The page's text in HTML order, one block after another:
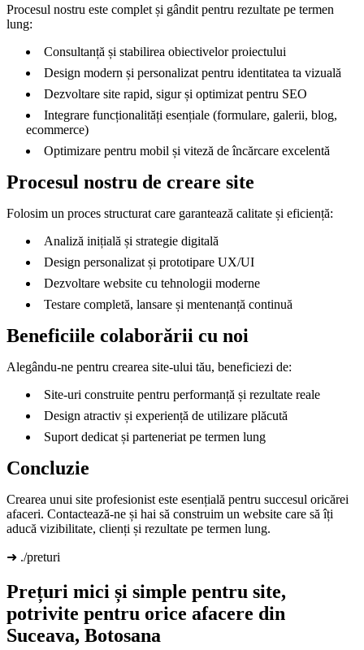
Procesul nostru este complet și gândit pentru rezultate pe termen
lung:
Consultanță și stabilirea obiectivelor proiectului
Design modern și personalizat pentru identitatea ta vizuală
Dezvoltare site rapid, sigur și optimizat pentru SEO
Integrare funcționalități esențiale (formulare, galerii, blog,
ecommerce)
Optimizare pentru mobil și viteză de încărcare excelentă
Procesul nostru de creare site
Folosim un proces structurat care garantează calitate și eficiență:
Analiză inițială și strategie digitală
Design personalizat și prototipare UX/UI
Dezvoltare website cu tehnologii moderne
Testare completă, lansare și mentenanță continuă
Beneficiile colaborării cu noi
Alegându-ne pentru crearea site-ului tău, beneficiezi de:
Site-uri construite pentru performanță și rezultate reale
Design atractiv și experiență de utilizare plăcută
Suport dedicat și parteneriat pe termen lung
Concluzie
Crearea unui site profesionist este esențială pentru succesul oricărei
afaceri. Contactează-ne și hai să construim un website care să îți
aducă vizibilitate, clienți și rezultate pe termen lung.
➜ ./preturi
Prețuri mici și simple pentru site,
potrivite pentru orice afacere din
Suceava, Botosana